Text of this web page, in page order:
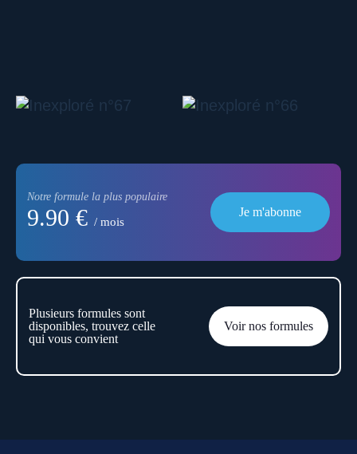
Notre formule la plus populaire
9.90 € / mois
Je m'abonne
Plusieurs formules sont
disponibles, trouvez celle
qui vous convient
Voir nos formules